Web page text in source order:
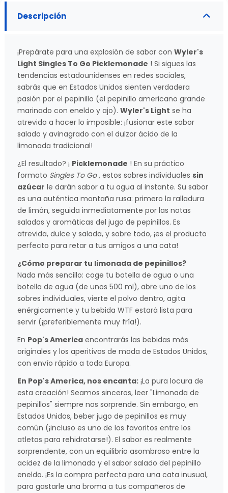
Descripción
¡Prepárate para una explosión de sabor con Wyler's
Light Singles To Go Picklemonade ! Si sigues las
tendencias estadounidenses en redes sociales,
sabrás que en Estados Unidos sienten verdadera
pasión por el pepinillo (el pepinillo americano grande
marinado con eneldo y ajo). Wyler's Light se ha
atrevido a hacer lo imposible: ¡fusionar este sabor
salado y avinagrado con el dulzor ácido de la
limonada tradicional!
¿El resultado? ¡ Picklemonade ! En su práctico
formato Singles To Go, estos sobres individuales sin
azúcar le darán sabor a tu agua al instante. Su sabor
es una auténtica montaña rusa: primero la ralladura
de limón, seguida inmediatamente por las notas
saladas y aromáticas del jugo de pepinillos. Es
atrevida, dulce y salada, y sobre todo, ¡es el producto
perfecto para retar a tus amigos a una cata!
¿Cómo preparar tu limonada de pepinillos?
Nada más sencillo: coge tu botella de agua o una
botella de agua (de unos 500 ml), abre uno de los
sobres individuales, vierte el polvo dentro, agita
enérgicamente y tu bebida WTF estará lista para
servir (¡preferiblemente muy fría!).
En Pop's America encontrarás las bebidas más
originales y los aperitivos de moda de Estados Unidos,
con envío rápido a toda Europa.
En Pop's America, nos encanta: ¡La pura locura de
esta creación! Seamos sinceros, leer "Limonada de
pepinillos" siempre nos sorprende. Sin embargo, en
Estados Unidos, beber jugo de pepinillos es muy
común (¡incluso es uno de los favoritos entre los
atletas para rehidratarse!). El sabor es realmente
sorprendente, con un equilibrio asombroso entre la
acidez de la limonada y el sabor salado del pepinillo
eneldo. ¡Es la compra perfecta para una cata inusual,
para gastarle una broma a tus compañeros de